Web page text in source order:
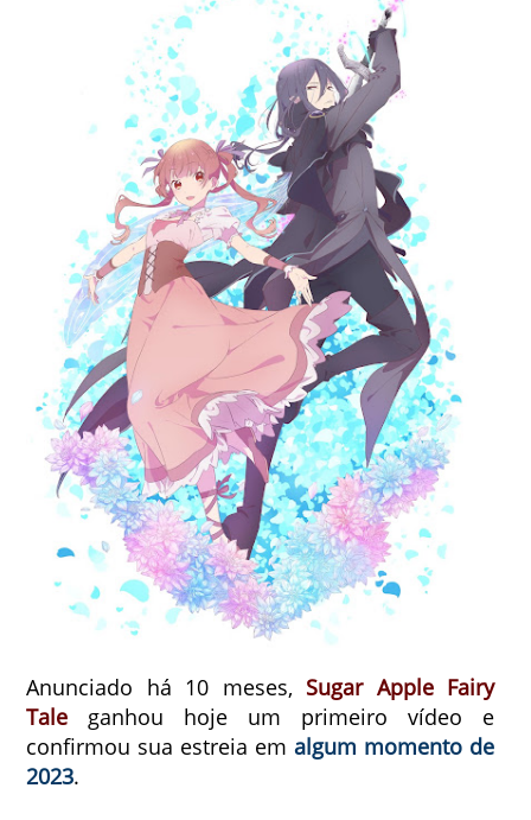
Anunciado há 10 meses, Sugar Apple Fairy
Tale ganhou hoje um primeiro vídeo e
confirmou sua estreia emalgum momento de
2023.